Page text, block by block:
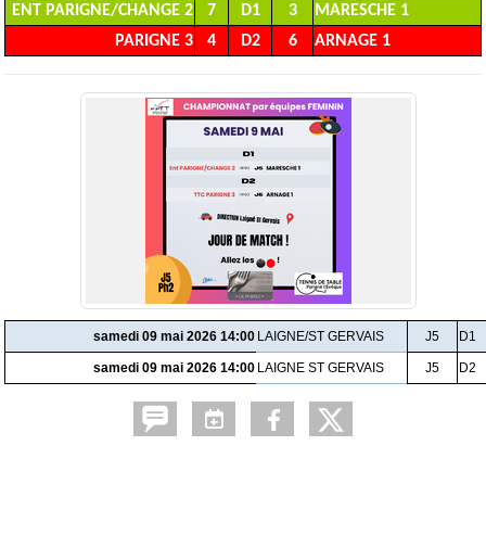
ENT PARIGNE/CHANGE 2 7 D1 3
MARESCHE 1
PARIGNE 3
4 D2 6 ARNAGE 1
samedi 09 mai 2026 14:00 LAIGNE/ST GERVAIS J5 D1
samedi 09 mai 2026 14:00 LAIGNE ST GERVAIS J5 D2